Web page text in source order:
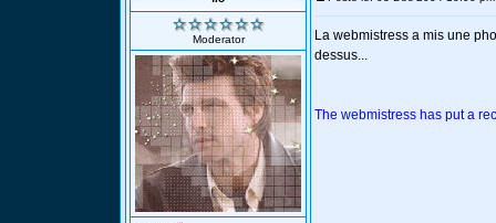
Moderator
La webmistress a mis une
dessus...
The webmistress has put a